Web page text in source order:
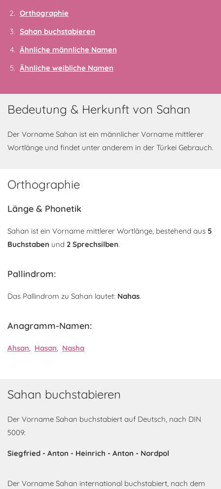
Orthographie
Sahan buchstabieren
Ähnliche männliche Namen
Ähnliche weibliche Namen
Bedeutung & Herkunft von Sahan
Der Vorname Sahan ist ein männlicher Vorname mittlerer
Wortlänge und findet unter anderem in der Türkei Gebrauch.
Orthographie
Länge & Phonetik
Sahan ist ein Vorname mittlerer Wortlänge, bestehend aus 5
Buchstaben und 2 Sprechsilben.
Pallindrom:
Das Pallindrom zu Sahan lautet: Nahas.
Anagramm-Namen:
Ahsan, Hasan, Nasha
Sahan buchstabieren
Der Vorname Sahan buchstabiert auf Deutsch, nach DIN
5009:
Siegfried - Anton - Heinrich - Anton - Nordpol
Der Vorname Sahan international buchstabiert, nach dem